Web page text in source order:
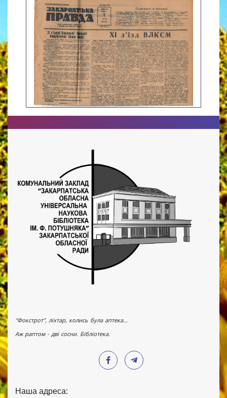
"Фокстрот", ліхтар, колись була аптека...
Аж раптом - дві сосни. Бібліотека.
Наша адреса: